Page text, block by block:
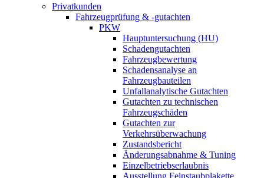
Privatkunden
Fahrzeugprüfung & -gutachten
PKW
Hauptuntersuchung (HU)
Schadengutachten
Fahrzeugbewertung
Schadensanalyse an
Fahrzeugbauteilen
Unfallanalytische Gutachten
Gutachten zu technischen
Fahrzeugschäden
Gutachten zur
Verkehrsüberwachung
Zustandsbericht
Änderungsabnahme & Tuning
Einzelbetriebserlaubnis
Ausstellung Feinstaubplakette